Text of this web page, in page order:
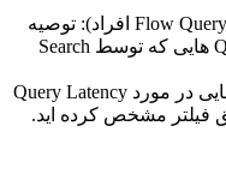
Search Provider افراد ( تاخیر جستجوی Flow Query افراد): توصیه
هایی در مورد Query Latency برای Query هایی که توسط Search
موتور فهرست (Index Engine): توصیه هایی در مورد Query Latency
فیلتر مشخص کرده اید.